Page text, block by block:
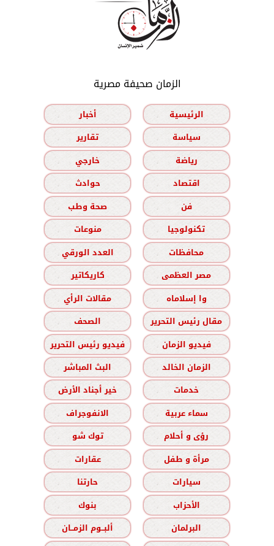
الزمان صحيفة مصرية
الرئيسية
أخبار
سياسة
تقارير
رياضة
خارجي
اقتصاد
حوادث
فن
صحة وطب
تكنولوجيا
منوعات
محافظات
العدد الورقي
مصر العظمى
كاريكاتير
وا إسلاماه
مقالات الرأي
مقال رئيس التحرير
الصحف
فيديو الزمان
فيديو رئيس التحرير
الزمان الخالد
البث المباشر
خدمات
خير أجناد الأرض
سماء عربية
الانفوجراف
رؤى و أحلام
توك شو
مرأة و طفل
عقارات
سيارات
حارتنا
الأحزاب
بنوك
البرلمان
ألبــوم الزمــان